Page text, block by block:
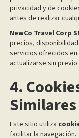
privacidad y de
antes de realizar
NewCo Travel Corp
precios,
servicios ofrecidos
actualizarse sin previo
4.
Similares
Este sitio utiliza
facilitar la